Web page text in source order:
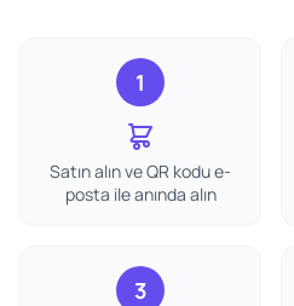
1
Satın alın ve QR kodu e-
posta ile anında alın
3